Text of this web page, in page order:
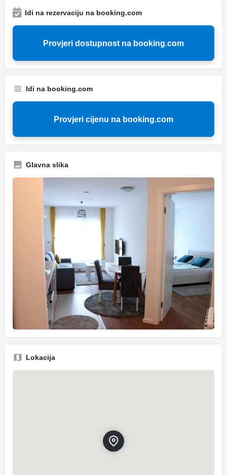
Idi na rezervaciju na booking.com
Provjeri dostupnost na booking.com
Idi na booking.com
Provjeri cijenu na booking.com
Glavna slika
Lokacija